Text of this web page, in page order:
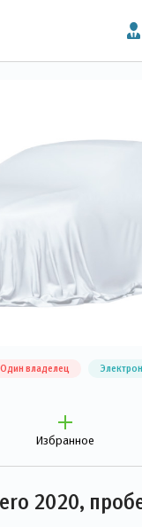
Один владелец
Избранное
2020,